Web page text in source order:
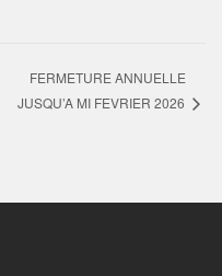
FERMETURE ANNUELLE
JUSQU’A MI FEVRIER 2026